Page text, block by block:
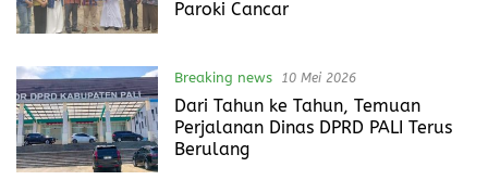
Paroki Cancar
Breaking news 10 Mei 2026
Dari Tahun ke Tahun, Temuan
Perjalanan Dinas DPRD PALI Terus
Berulang